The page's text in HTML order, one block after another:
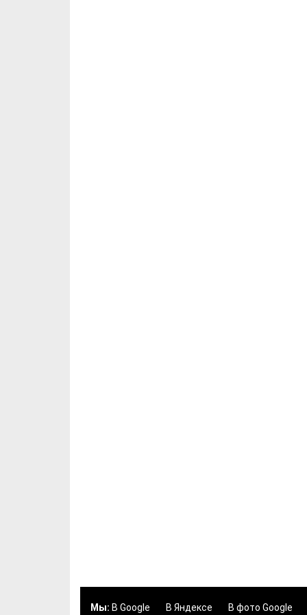
Мы: В Google В Яндексе В фото Google